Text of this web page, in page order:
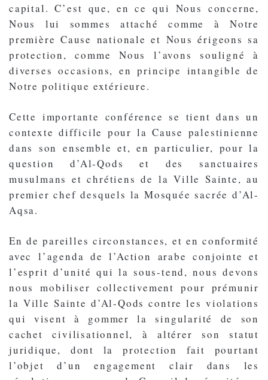
capital. C’est que, en ce qui Nous concerne,
Nous lui sommes attaché comme à Notre
première Cause nationale et Nous érigeons sa
protection, comme Nous l’avons souligné à
diverses occasions, en principe intangible de
Notre politique extérieure.
Cette importante conférence se tient dans un
contexte difficile pour la Cause palestinienne
dans son ensemble et, en particulier, pour la
question d’Al-Qods et des sanctuaires
musulmans et chrétiens de la Ville Sainte, au
premier chef desquels la Mosquée sacrée d’Al-
Aqsa.
En de pareilles circonstances, et en conformité
avec l’agenda de l’Action arabe conjointe et
l’esprit d’unité qui la sous-tend, nous devons
nous mobiliser collectivement pour prémunir
la Ville Sainte d’Al-Qods contre les violations
qui visent à gommer la singularité de son
cachet civilisationnel, à altérer son statut
juridique, dont la protection fait pourtant
l’objet d’un engagement clair dans les